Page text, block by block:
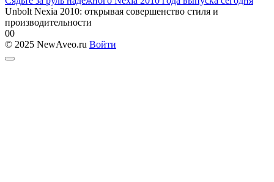
Unbolt Nexia 2010: открывая совершенство стиля и
производительности
00
© 2025 NewAveo.ru Войти